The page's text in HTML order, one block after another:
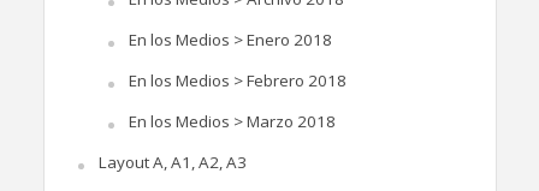
En los Medios > Enero 2018
En los Medios > Febrero 2018
En los Medios > Marzo 2018
Layout A, A1, A2, A3